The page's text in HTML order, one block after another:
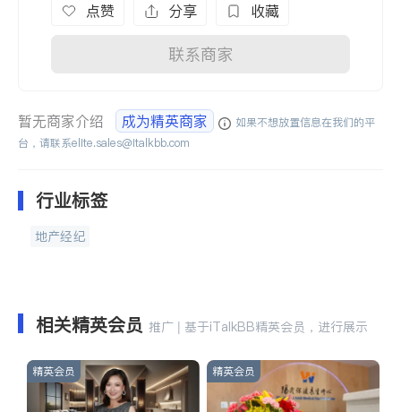
点赞 分享 收藏
联系商家
暂无商家介绍 成为精英商家
如果不想放置信息在我们的平
台，请联系elite.sales@italkbb.com
行业标签
地产经纪
相关精英会员 推广 | 基于iTalkBB精英会员，进行展示
精英会员 精英会员